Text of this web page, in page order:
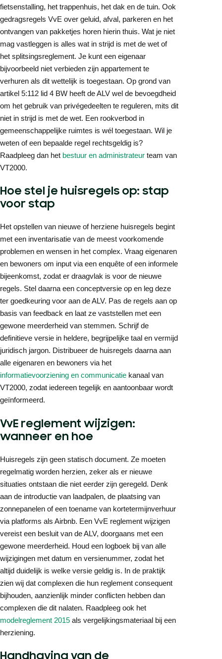
fietsenstalling, het trappenhuis, het dak en de tuin. Ook
gedragsregels VvE over geluid, afval, parkeren en het
ontvangen van pakketjes horen hierin thuis. Wat je niet
mag vastleggen is alles wat in strijd is met de wet of
het splitsingsreglement. Je kunt een eigenaar
bijvoorbeeld niet verbieden zijn appartement te
verhuren als dit wettelijk is toegestaan. Op grond van
artikel 5:112 lid 4 BW heeft de ALV wel de bevoegdheid
om het gebruik van privégedeelten te reguleren, mits dit
niet in strijd is met de wet. Een rookverbod in
gemeenschappelijke ruimtes is wél toegestaan. Wil je
weten of een bepaalde regel rechtsgeldig is?
Raadpleeg dan het bestuur en administrateur team van
VT2000.
Hoe stel je huisregels op: stap
voor stap
Het opstellen van nieuwe of herziene huisregels begint
met een inventarisatie van de meest voorkomende
problemen en wensen in het complex. Vraag eigenaren
en bewoners om input via een enquête of een informele
bijeenkomst, zodat er draagvlak is voor de nieuwe
regels. Stel daarna een conceptversie op en leg deze
ter goedkeuring voor aan de ALV. Pas de regels aan op
basis van feedback en laat ze vaststellen met een
gewone meerderheid van stemmen. Schrijf de
definitieve versie in heldere, begrijpelijke taal en vermijd
juridisch jargon. Distribueer de huisregels daarna aan
alle eigenaren en bewoners via het
informatievoorziening en communicatie kanaal van
VT2000, zodat iedereen tegelijk en aantoonbaar wordt
geïnformeerd.
VvE reglement wijzigen:
wanneer en hoe
Huisregels zijn geen statisch document. Ze moeten
regelmatig worden herzien, zeker als er nieuwe
situaties ontstaan die niet eerder zijn geregeld. Denk
aan de introductie van laadpalen, de plaatsing van
zonnepanelen of een toename van kortetermijnverhuur
via platforms als Airbnb. Een VvE reglement wijzigen
vereist een besluit van de ALV, doorgaans met een
gewone meerderheid. Houd een logboek bij van alle
wijzigingen met datum en versienummer, zodat het
altijd duidelijk is welke versie geldig is. In de praktijk
zien wij dat complexen die hun reglement consequent
bijhouden, aanzienlijk minder conflicten hebben dan
complexen die dit nalaten. Raadpleeg ook het
modelreglement 2015 als vergelijkingsmateriaal bij een
herziening.
Handhaving van de